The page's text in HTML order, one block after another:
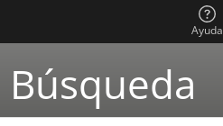
Ayuda
Búsqueda